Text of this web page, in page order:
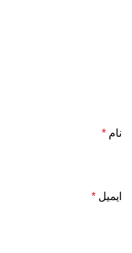
نام *
ایمیل *